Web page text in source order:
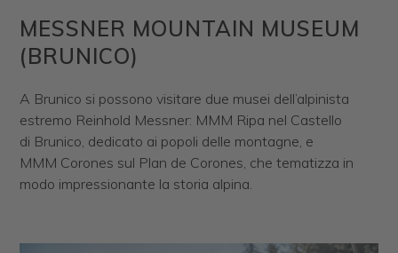
MESSNER MOUNTAIN MUSEUM
(BRUNICO)
A Brunico si possono visitare due musei dell’alpinista
estremo Reinhold Messner: MMM Ripa nel Castello
di Brunico, dedicato ai popoli delle montagne, e
MMM Corones sul Plan de Corones, che tematizza in
modo impressionante la storia alpina.